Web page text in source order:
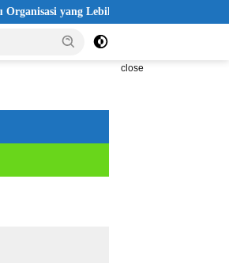
yang Lebih Modern
close